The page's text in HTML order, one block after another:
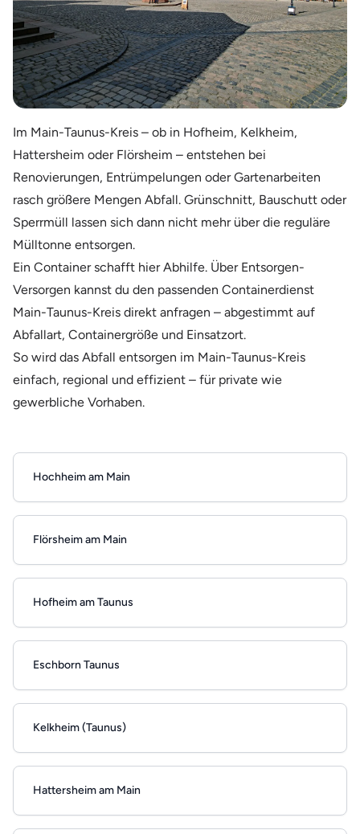
Im Main-Taunus-Kreis – ob in Hofheim, Kelkheim,
Hattersheim oder Flörsheim – entstehen bei
Renovierungen, Entrümpelungen oder Gartenarbeiten
rasch größere Mengen Abfall. Grünschnitt, Bauschutt oder
Sperrmüll lassen sich dann nicht mehr über die reguläre
Mülltonne entsorgen.
Ein Container schafft hier Abhilfe. Über Entsorgen-
Versorgen kannst du den passenden Containerdienst
Main-Taunus-Kreis direkt anfragen – abgestimmt auf
Abfallart, Containergröße und Einsatzort.
So wird das Abfall entsorgen im Main-Taunus-Kreis
einfach, regional und effizient – für private wie
gewerbliche Vorhaben.
Hochheim am Main
Flörsheim am Main
Hofheim am Taunus
Eschborn Taunus
Kelkheim (Taunus)
Hattersheim am Main